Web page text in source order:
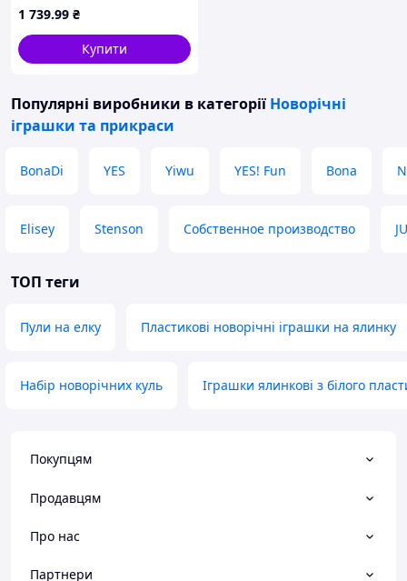
DP232257 D11-2026
1 739.99 ₴
Купити
Популярні виробники в категорії Новорічні
іграшки та прикраси
BonaDi YES Yiwu YES! Fun Bona
Elisey Stenson Собственное производство
ТОП теги
Пули на елку Пластикові новорічні іграшки на ялинку
Набір новорічних куль Іграшки ялинкові з білого
Покупцям
Продавцям
Про нас
Партнери